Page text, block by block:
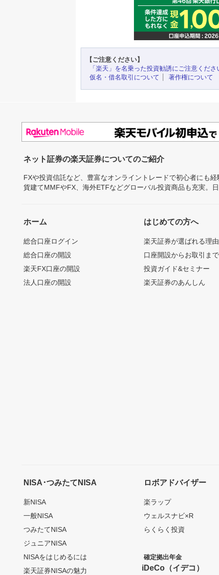
【ご注意ください】
「楽天」を名乗った投資勧誘にご注意くださ
仮名・借名取引について
著作権について
ネット証券の楽天証券についてのご紹介
FXや投資信託など、豊富なオンライントレードで初心者にも
貨建てMMFやFX、海外ETFなどグローバル投資商品も充実。
ホーム
総合口座ログイン
総合口座の開設
楽天FX口座の開設
法人口座の開設
はじめての方へ
楽天証券が選ばれる理由
口座開設からお取引ま
投資ガイド&セミナー
楽天証券のあんしん
NISA･つみたてNISA
新NISA
一般NISA
つみたてNISA
ジュニアNISA
NISAをはじめるには
楽天証券NISAの魅力
ロボアドバイザー
楽ラップ
ウェルスナビ×R
らくらく投資
確定拠出年金
iDeCo（イデコ）